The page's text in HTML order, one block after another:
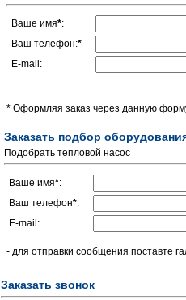
Ваше имя*:
Ваш телефон:*
E-mail:
* Оформляя заказ через данную
Заказать подбор
Подобрать тепловой насос
Ваше имя*:
Ваш телефон*:
E-mail:
- для отправки сообщения поставте
Заказать звонок